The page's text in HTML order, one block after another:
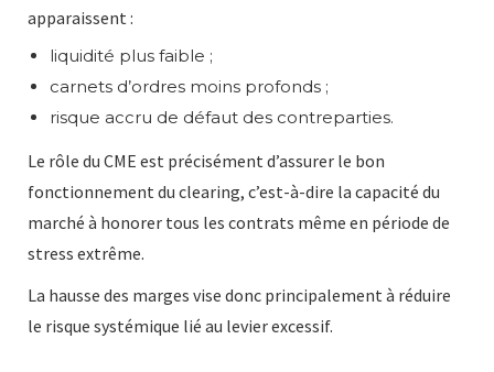
apparaissent :
liquidité plus faible ;
carnets d’ordres moins profonds ;
risque accru de défaut des contreparties.
Le rôle du CME est précisément d’assurer le bon
fonctionnement du clearing, c’est-à-dire la capacité du
marché à honorer tous les contrats même en période de
stress extrême.
La hausse des marges vise donc principalement à réduire
le risque systémique lié au levier excessif.